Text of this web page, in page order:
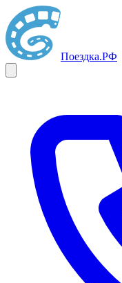
Поездка.РФ